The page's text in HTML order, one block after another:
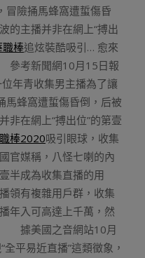
冒險捅馬蜂窩遭蜇傷昏
的主播并非在網上“搏出
職棒追炫裝酷吸引… 愈來
考新聞網10月15日報
年青收集男主播為了讓
馬蜂窩遭蜇傷昏倒，后被
非在網上“搏出位”的第壹
棒2020吸引眼球，收集
官媒稱，八怪七喇的內
半成為收集直播的用
領有複雜用戶群，收集
年入可高達上千萬，然
據美國之音網站10月
平易近直播”這類徵象，